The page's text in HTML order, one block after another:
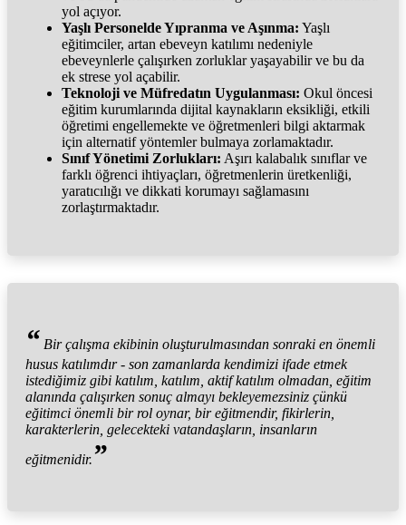
yol açıyor.
Yaşlı Personelde Yıpranma ve Aşınma: Yaşlı
eğitimciler, artan ebeveyn katılımı nedeniyle
ebeveynlerle çalışırken zorluklar yaşayabilir ve bu da
ek strese yol açabilir.
Teknoloji ve Müfredatın Uygulanması: Okul öncesi
eğitim kurumlarında dijital kaynakların eksikliği, etkili
öğretimi engellemekte ve öğretmenleri bilgi aktarmak
için alternatif yöntemler bulmaya zorlamaktadır.
Sınıf Yönetimi Zorlukları: Aşırı kalabalık sınıflar ve
farklı öğrenci ihtiyaçları, öğretmenlerin üretkenliği,
yaratıcılığı ve dikkati korumayı sağlamasını
zorlaştırmaktadır.
“ Bir çalışma ekibinin oluşturulmasından sonraki en önemli
husus katılımdır - son zamanlarda kendimizi ifade etmek
istediğimiz gibi katılım, katılım, aktif katılım olmadan, eğitim
alanında çalışırken sonuç almayı bekleyemezsiniz çünkü
eğitimci önemli bir rol oynar, bir eğitmendir, fikirlerin,
karakterlerin, gelecekteki vatandaşların, insanların
eğitmenidir.”